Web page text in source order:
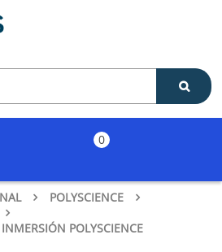
0
POLYSCIENCE
POLYSCIENCE